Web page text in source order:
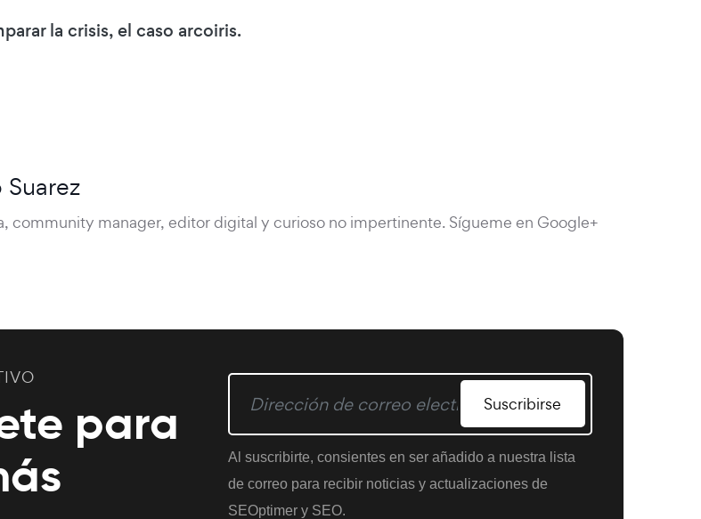
la crisis, el caso arcoiris.
Suarez
community manager, editor digital y curioso no impertinente. Sígueme en Google+
para
Suscribirse
Al suscribirte, consientes en ser añadido a nuestra lista
de correo para recibir noticias y actualizaciones de
SEOptimer y SEO.